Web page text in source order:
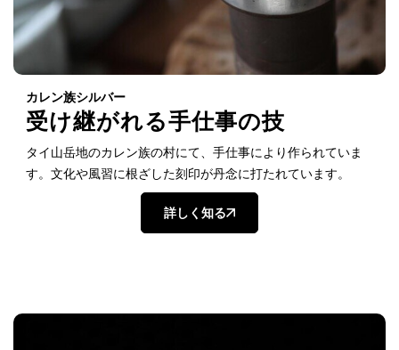
カレン族シルバー
受け継がれる手仕事の技
タイ山岳地のカレン族の村にて、手仕事により作られていま
す。文化や風習に根ざした刻印が丹念に打たれています。
詳しく知る